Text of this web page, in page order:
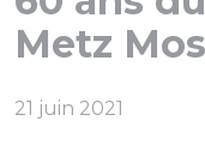
Metz
21 juin 2021